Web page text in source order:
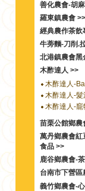
善化農會-胡
羅東鎮農會 >>
經典農作茶飲
牛蒡麵-刀削.
北港鎮農會黑
木酢達人 >>
木酢達人-
木酢達人-髮
木酢達人-竉
苗栗公館鄉農
萬丹鄉農會紅
食品 >>
鹿谷鄉農會-
台南市下營區
義竹鄉農會-